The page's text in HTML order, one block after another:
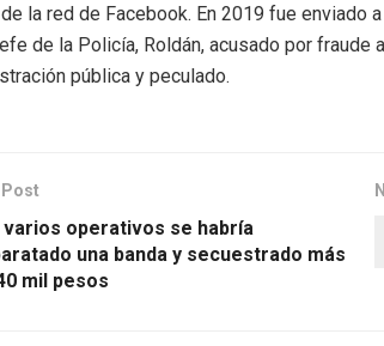
la red de Facebook. En 2019 fue enviado
de la Policía, Roldán, acusado por fraude
pública y peculado.
operativos se habría
una banda y secuestrado más
mil pesos